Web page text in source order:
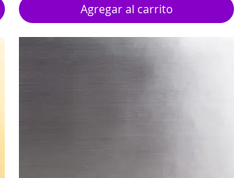
Agregar al carrito